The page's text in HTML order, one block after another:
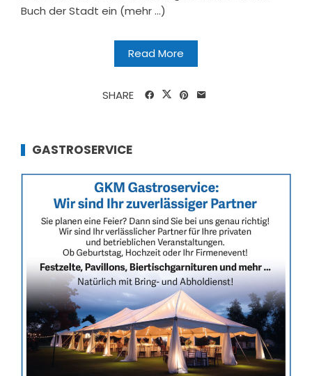
Buch der Stadt ein (mehr …)
Read More
SHARE
GASTROSERVICE